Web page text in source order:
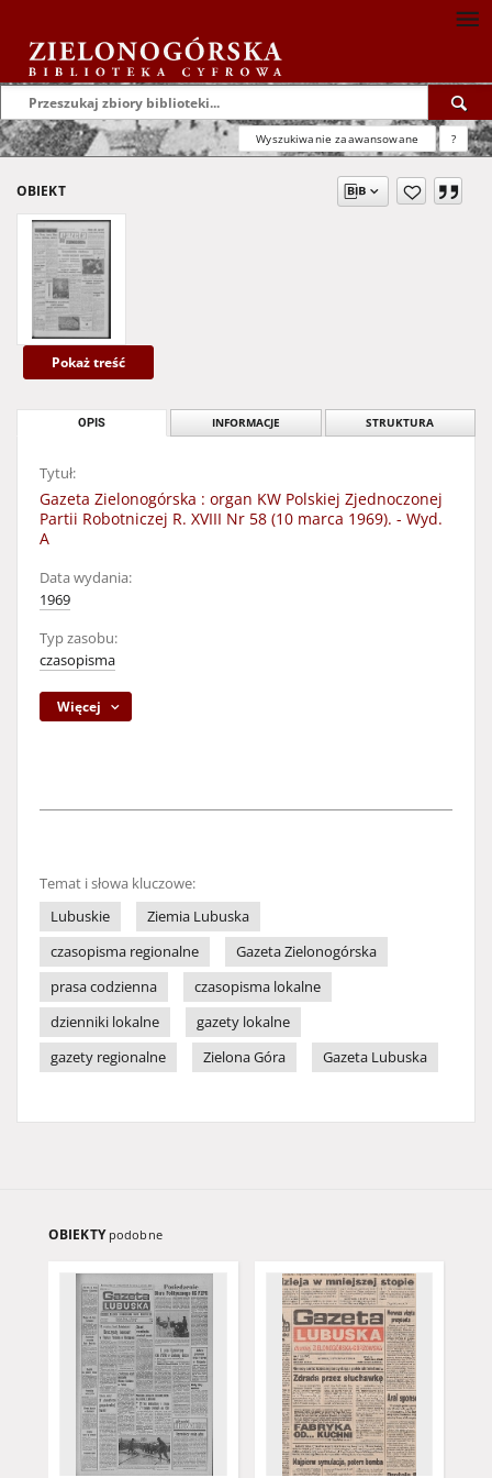
Wyszukiwanie zaawansowane ?
OBIEKT
Pokaż treść
OPIS INFORMACJE STRUKTURA
Tytuł:
Gazeta Zielonogórska : organ KW Polskiej Zjednoczonej
Partii Robotniczej R. XVIII Nr 58 (10 marca 1969). - Wyd.
A
Data wydania:
1969
Typ zasobu:
czasopisma
Więcej
Temat i słowa kluczowe:
Lubuskie
Ziemia Lubuska
czasopisma regionalne
Gazeta Zielonogórska
prasa codzienna
czasopisma lokalne
dzienniki lokalne
gazety lokalne
gazety regionalne
Zielona Góra Gazeta Lubuska
OBIEKTY podobne